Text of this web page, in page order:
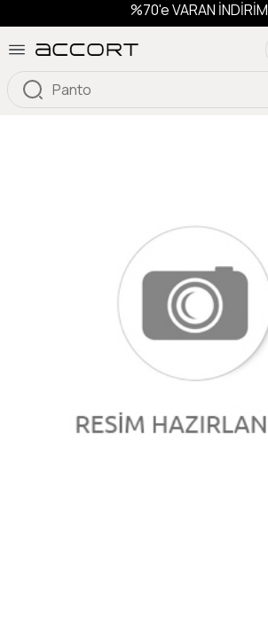
%70'e VARAN İNDİRİM